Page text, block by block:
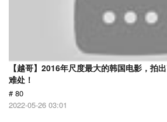
【越哥】2016年尺度最大的韩国电影，拍
难处！
# 80
2022-05-26 03:01